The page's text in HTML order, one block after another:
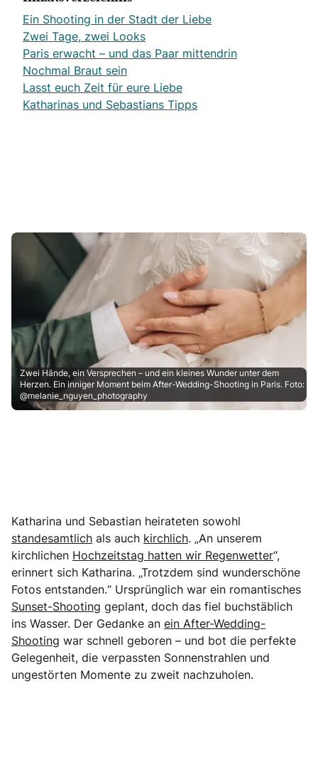
Ein Shooting in der Stadt der Liebe
Zwei Tage, zwei Looks
Paris erwacht – und das Paar mittendrin
Nochmal Braut sein
Lasst euch Zeit für eure Liebe
Katharinas und Sebastians Tipps
Zwei Hände, ein Versprechen – und ein kleines Wunder unter dem
Herzen. Ein inniger Moment beim After-Wedding-Shooting in Paris. Foto:
@melanie_nguyen_photography
Katharina und Sebastian heirateten sowohl
standesamtlich als auch kirchlich. „An unserem
kirchlichen Hochzeitstag hatten wir Regenwetter“,
erinnert sich Katharina. „Trotzdem sind wunderschöne
Fotos entstanden.“ Ursprünglich war ein romantisches
Sunset-Shooting geplant, doch das fiel buchstäblich
ins Wasser. Der Gedanke an ein After-Wedding-
Shooting war schnell geboren – und bot die perfekte
Gelegenheit, die verpassten Sonnenstrahlen und
ungestörten Momente zu zweit nachzuholen.